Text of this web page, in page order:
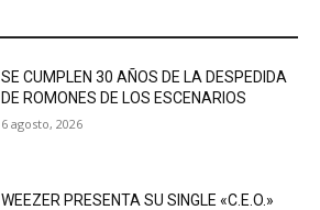
SE CUMPLEN 30 AÑOS DE LA DESPEDIDA
DE ROMONES DE LOS ESCENARIOS
6 agosto, 2026
WEEZER PRESENTA SU SINGLE «C.E.O.»